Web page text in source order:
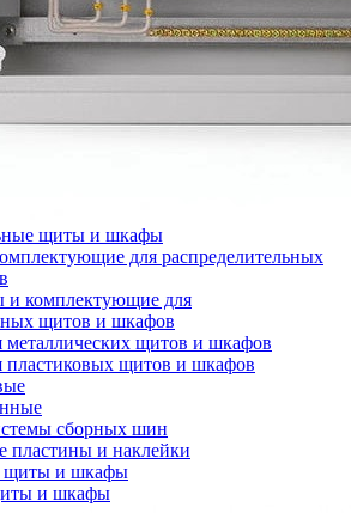
щиты и шкафы
для распределительных
и комплектующие для
щитов и шкафов
металлических щитов и шкафов
пластиковых щитов и шкафов
сборных шин
пластины и наклейки
щиты и шкафы
и шкафы